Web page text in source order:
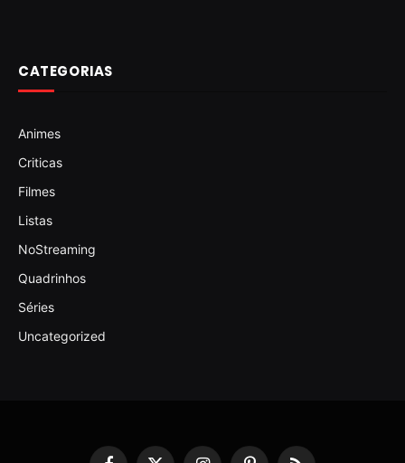
CATEGORIAS
Animes
Criticas
Filmes
Listas
NoStreaming
Quadrinhos
Séries
Uncategorized